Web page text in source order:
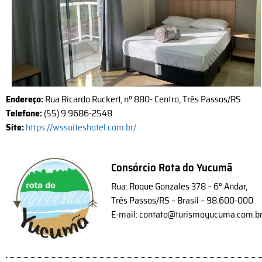
Endereço:Rua Ricardo Ruckert, nº 880- Centro, Três Passos/RS
Telefone:(55) 9 9686-2548
Site:https://wssuiteshotel.com.br/
Consórcio Rota do Yucumã
Rua: Roque Gonzales 378 – 6° Andar,
Três Passos/RS – Brasil – 98.600-000
E-mail: